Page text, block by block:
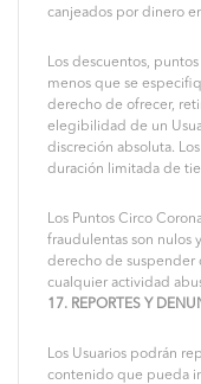
canjeados por dinero
Los descuentos,
menos que se
derecho de ofrecer,
elegibilidad de un
discreción absoluta.
duración limitada de
Los Puntos Circo
fraudulentas son nulos
derecho de suspender
cualquier actividad
17. REPORTES Y
Los Usuarios podrán
contenido que pueda